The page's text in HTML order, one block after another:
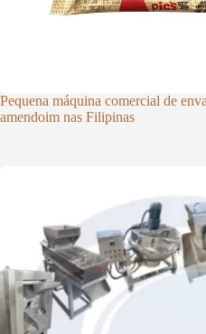
Pequena máquina comercial de
amendoim nas Filipinas